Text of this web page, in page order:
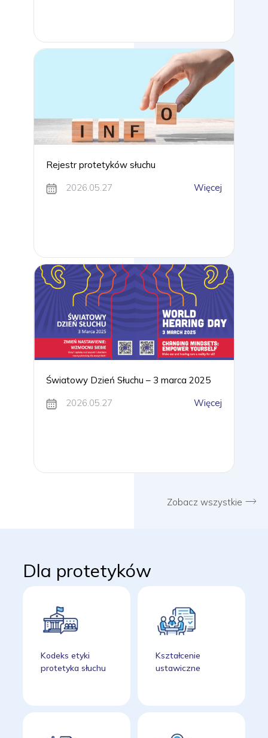
Rejestr protetyków słuchu
2026.05.27
Więcej
Światowy Dzień Słuchu – 3 marca 2025
2026.05.27
Więcej
Zobacz wszystkie
Dla protetyków
Kodeks etyki
protetyka słuchu
Kształcenie
ustawiczne